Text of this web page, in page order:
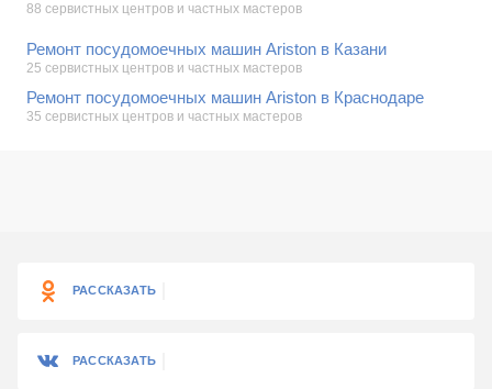
88 сервистных центров и частных мастеров
Ремонт посудомоечных машин Ariston в Казани
25 сервистных центров и частных мастеров
Ремонт посудомоечных машин Ariston в Краснодаре
35 сервистных центров и частных мастеров
РАССКАЗАТЬ
РАССКАЗАТЬ